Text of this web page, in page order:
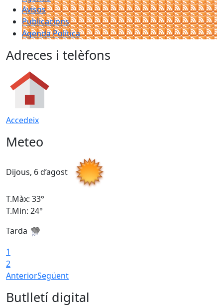
Avisos
Publicacions
Agenda Política
Adreces i telèfons
Accedeix
Meteo
Dijous, 6 d’agost
T.Màx: 33°
T.Min: 24°
Tarda
1
2
AnteriorSegüent
Butlletí digital